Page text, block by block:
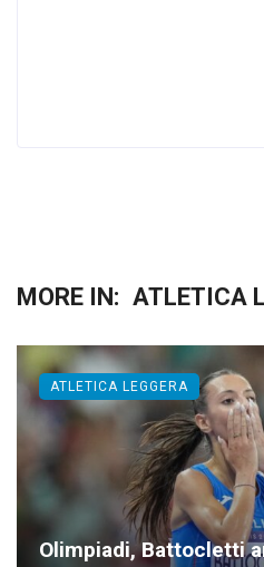
MORE IN: ATLETICA
Olimpiadi, Battocletti
ATLETICA LEGGERA